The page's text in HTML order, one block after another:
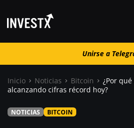
Unirse a
Unirse a
Inicio Noticias Bitcoin
¿Por
alcanzando cifras récord hoy?
NOTICIAS BITCOIN